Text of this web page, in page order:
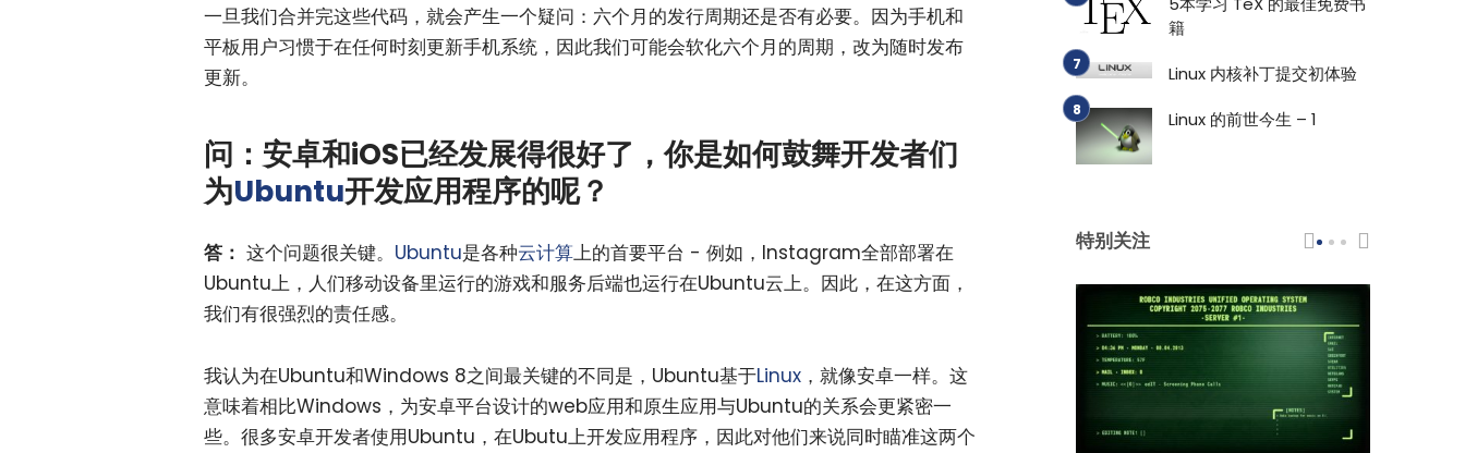
一旦我们合并完这些代码，就会产生一个疑问：六个月的发行周期还是否有必要。因为手机和
平板用户习惯于在任何时刻更新手机系统，因此我们可能会软化六个月的周期，改为随时发布
更新。
问：安卓和iOS已经发展得很好了，你是如何鼓舞开发者们
为Ubuntu开发应用程序的呢？
答： 这个问题很关键。 Ubuntu是各种云计算上的首要平台 - 例如，Instagram全部部署在
Ubuntu上，人们移动设备里运行的游戏和服务后端也运行在Ubuntu云上。因此，在这方面，
我们有很强烈的责任感。
我认为在Ubuntu和Windows 8之间最关键的不同是，Ubuntu基于Linux ，就像安卓一样。这
意味着相比Windows，为安卓平台设计的web应用和原生应用与Ubuntu的关系会更紧密一
些。很多安卓开发者使用Ubuntu，在Ubutu上开发应用程序，因此对他们来说同时瞄准这两个
籍
Linux 内核补丁提交初体验
Linux 的前世今生 – 1
特别关注